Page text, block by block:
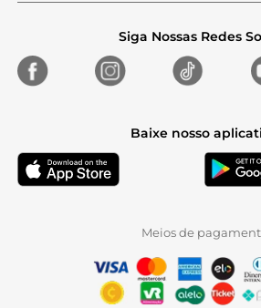
Siga Nossas Redes
Baixe nosso
Meios de